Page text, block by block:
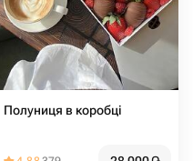
Полуниця в коробці